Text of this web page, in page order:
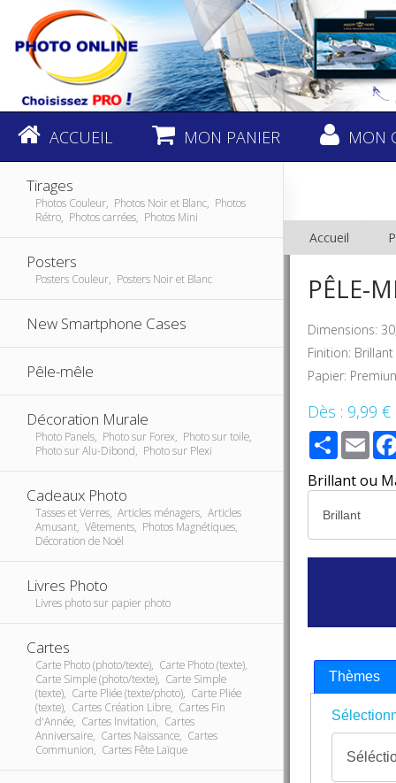
ACCUEIL MON PANIER MON
Tirages
Photos Couleur, Photos Noir et Blanc, Photos
Rétro, Photos carrées, Photos Mini
Posters
Posters Couleur, Posters Noir et Blanc
New Smartphone Cases
Pêle-mêle
Décoration Murale
Photo Panels, Photo sur Forex, Photo sur toile,
Photo sur Alu-Dibond, Photo sur Plexi
Cadeaux Photo
Tasses et Verres, Articles ménagers, Articles
Amusant, Vêtements, Photos Magnétiques,
Décoration de Noël
Livres Photo
Livres photo sur papier photo
Cartes
Carte Photo (photo/texte), Carte Photo (texte),
Carte Simple (photo/texte), Carte Simple
(texte), Carte Pliée (texte/photo), Carte Pliée
(texte), Cartes Création Libre, Cartes Fin
d'Année, Cartes Invitation, Cartes
Anniversaire, Cartes Naissance, Cartes
Communion, Cartes Fête Laïque
Accueil
PÊLE-
Dimensions:
Finition:
Papier:
Dès : 9,99 €
Share
Brillant ou
Thèmes